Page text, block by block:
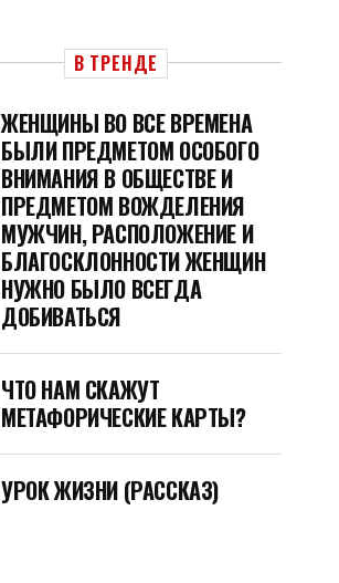
В ТРЕНДЕ
ЖЕНЩИНЫ ВО ВСЕ ВРЕМЕНА
БЫЛИ ПРЕДМЕТОМ ОСОБОГО
ВНИМАНИЯ В ОБЩЕСТВЕ И
ПРЕДМЕТОМ ВОЖДЕЛЕНИЯ
МУЖЧИН, РАСПОЛОЖЕНИЕ И
БЛАГОСКЛОННОСТИ ЖЕНЩИН
НУЖНО БЫЛО ВСЕГДА
ДОБИВАТЬСЯ
ЧТО НАМ СКАЖУТ
МЕТАФОРИЧЕСКИЕ КАРТЫ?
УРОК ЖИЗНИ (РАССКАЗ)